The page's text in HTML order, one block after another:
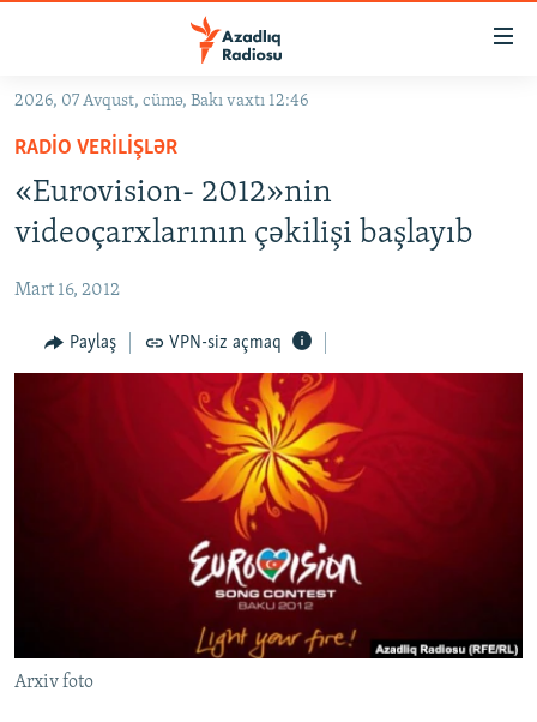
Əsas
qayıt
Əsas
naviqasiyaya
qayıt
GÜNDƏM
KORRUPSIOMETR
#ƏSLINDƏ
FƏRQƏ BAX
QANUNI DOĞRU
AZƏRBAYCAN ƏDƏBIYYATI KITABXANASI
İZ - MƏDƏNIYYƏT PROQRAMI
PEŞƏ ETIKASI VƏ JURNALISTIKA STANDARTLARIMIZ
MATERIALLARIMIZDAN ISTIFADƏ
AZADLIQRADIOSU MOBIL TELEFONUNUZDA
RFE/RL-in bütün saytları
2026, 07 Avqust, cümə, Bakı vaxtı 12:46
RADIO VERILIŞLƏR
«Eurovision- 2012»nin
videoçarxlarının çəkilişi başlayıb
Mart 16, 2012
Paylaş VPN-siz açmaq
Arxiv foto